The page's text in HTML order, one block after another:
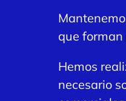
que forman
Hemos
necesario